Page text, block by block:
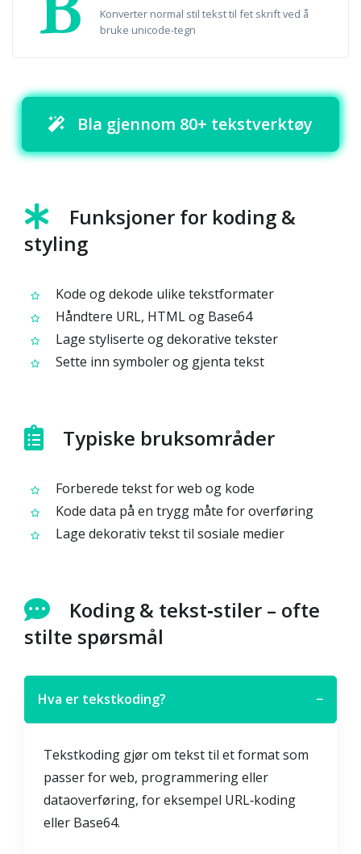
Konverter normal stil tekst til fet skrift ved å
bruke unicode-tegn
Bla gjennom 80+ tekstverktøy
Funksjoner for koding &
styling
Kode og dekode ulike tekstformater
Håndtere URL, HTML og Base64
Lage styliserte og dekorative tekster
Sette inn symboler og gjenta tekst
Typiske bruksområder
Forberede tekst for web og kode
Kode data på en trygg måte for overføring
Lage dekorativ tekst til sosiale medier
Koding & tekst‑stiler – ofte
stilte spørsmål
Hva er tekstkoding? −
Tekstkoding gjør om tekst til et format som
passer for web, programmering eller
dataoverføring, for eksempel URL‑koding
eller Base64.